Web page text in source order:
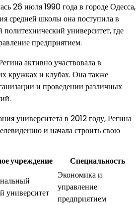
26 июля 1990 года в городе Одесса,
средней школы она поступила в
университет, где
предприятием.
активно участвовала в
кружках и клубах. Она также
и проведении различных
университета в 2012 году, Регина
и начала строить свою
учреждение
Специальность
университет
Экономика и
управление
предприятием